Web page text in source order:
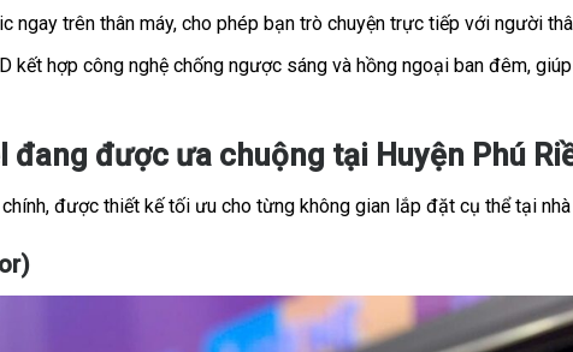
ngay trên thân máy, cho phép bạn trò chuyện trực tiếp với người
kết hợp công nghệ chống ngược sáng và hồng ngoại ban đêm,
đang được ưa chuộng tại Huyện Phú
được thiết kế tối ưu cho từng không gian lắp đặt cụ thể tại